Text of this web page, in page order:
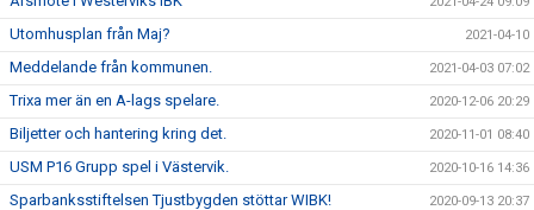
Utomhusplan från Maj? 2021-04-10
Meddelande från kommunen. 2021-04-03 07:02
Trixa mer än en A-lags spelare. 2020-12-06 20:29
Biljetter och hantering kring det. 2020-11-01 08:40
USM P16 Grupp spel i Västervik. 2020-10-16 14:36
Sparbanksstiftelsen Tjustbygden stöttar WIBK! 2020-09-13 20:37